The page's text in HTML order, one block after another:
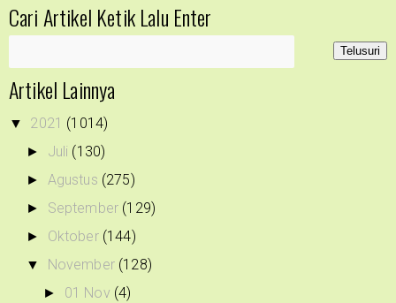
Cari Artikel Ketik Lalu Enter
Artikel Lainnya
▼ 2021 (1014)
► Juli (130)
► Agustus (275)
► September (129)
► Oktober (144)
▼ November (128)
► 01 Nov (4)